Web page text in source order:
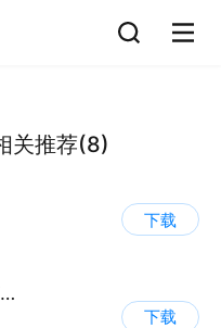
关推荐(8)
下载
起泡胶模拟器-史莱姆
下载